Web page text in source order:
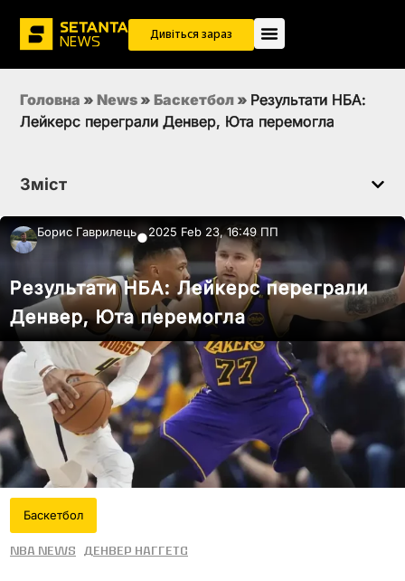
Дивіться зараз
Головна » News » Баскетбол » Результати НБА:
Лейкерс переграли Денвер, Юта перемогла
Зміст
Борис Гаврилець●2025 Feb 23, 16:49 ПП
Результати НБА: Лейкерс переграли
Денвер, Юта перемогла
Баскетбол
NBA News Денвер Наггетс